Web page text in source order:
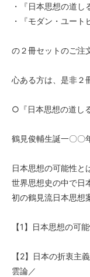
・『日本思想の道
・『モダン・ユー
の２冊セットのご注
心ある方は、是非２
○『日本思想の道し
鶴見俊輔生誕一〇〇
日本思想の可能性と
世界思想史の中で日
初の鶴見流日本思想
【1】日本思想の可
【2】日本の折衷主
雲論／